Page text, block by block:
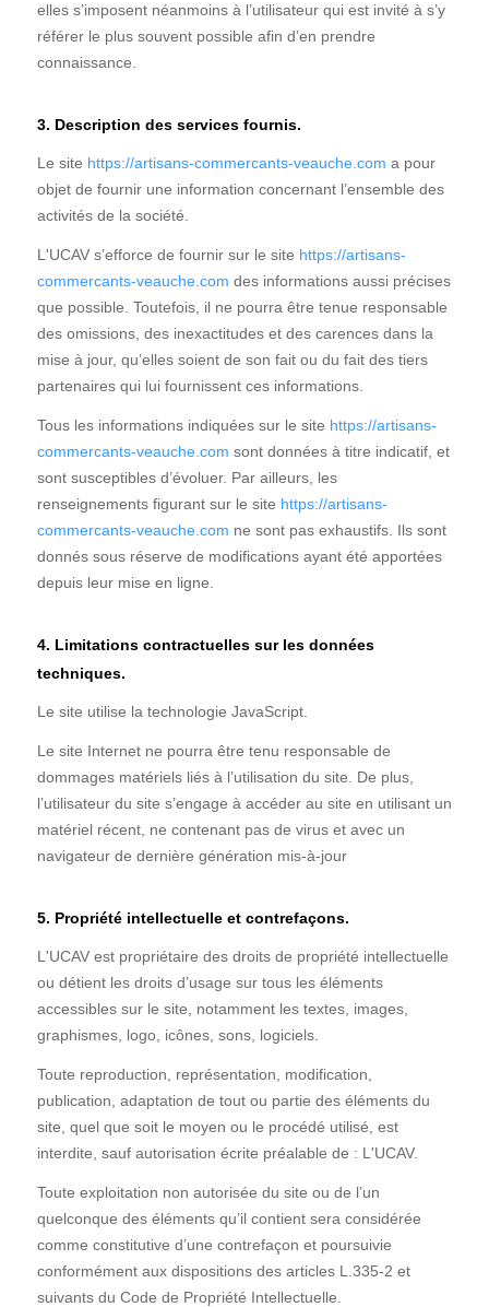
elles s’imposent néanmoins à l’utilisateur qui est invité à s’y
référer le plus souvent possible afin d’en prendre
connaissance.
3. Description des services fournis.
Le site https://artisans-commercants-veauche.com a pour
objet de fournir une information concernant l’ensemble des
activités de la société.
L'UCAV s’efforce de fournir sur le site https://artisans-
commercants-veauche.com des informations aussi précises
que possible. Toutefois, il ne pourra être tenue responsable
des omissions, des inexactitudes et des carences dans la
mise à jour, qu’elles soient de son fait ou du fait des tiers
partenaires qui lui fournissent ces informations.
Tous les informations indiquées sur le site https://artisans-
commercants-veauche.com sont données à titre indicatif, et
sont susceptibles d’évoluer. Par ailleurs, les
renseignements figurant sur le site https://artisans-
commercants-veauche.com ne sont pas exhaustifs. Ils sont
donnés sous réserve de modifications ayant été apportées
depuis leur mise en ligne.
4. Limitations contractuelles sur les données
techniques.
Le site utilise la technologie JavaScript.
Le site Internet ne pourra être tenu responsable de
dommages matériels liés à l’utilisation du site. De plus,
l’utilisateur du site s’engage à accéder au site en utilisant un
matériel récent, ne contenant pas de virus et avec un
navigateur de dernière génération mis-à-jour
5. Propriété intellectuelle et contrefaçons.
L'UCAV est propriétaire des droits de propriété intellectuelle
ou détient les droits d’usage sur tous les éléments
accessibles sur le site, notamment les textes, images,
graphismes, logo, icônes, sons, logiciels.
Toute reproduction, représentation, modification,
publication, adaptation de tout ou partie des éléments du
site, quel que soit le moyen ou le procédé utilisé, est
interdite, sauf autorisation écrite préalable de : L'UCAV.
Toute exploitation non autorisée du site ou de l’un
quelconque des éléments qu’il contient sera considérée
comme constitutive d’une contrefaçon et poursuivie
conformément aux dispositions des articles L.335-2 et
suivants du Code de Propriété Intellectuelle.